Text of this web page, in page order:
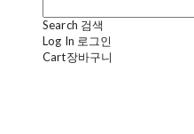
Search 검색
Log In 로그인
Cart장바구니